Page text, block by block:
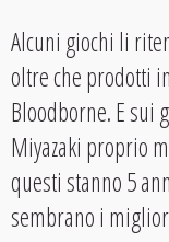
Alcuni giochi li
oltre che prodotti
Bloodborne. E sui
Miyazaki proprio
questi stanno 5
sembrano i